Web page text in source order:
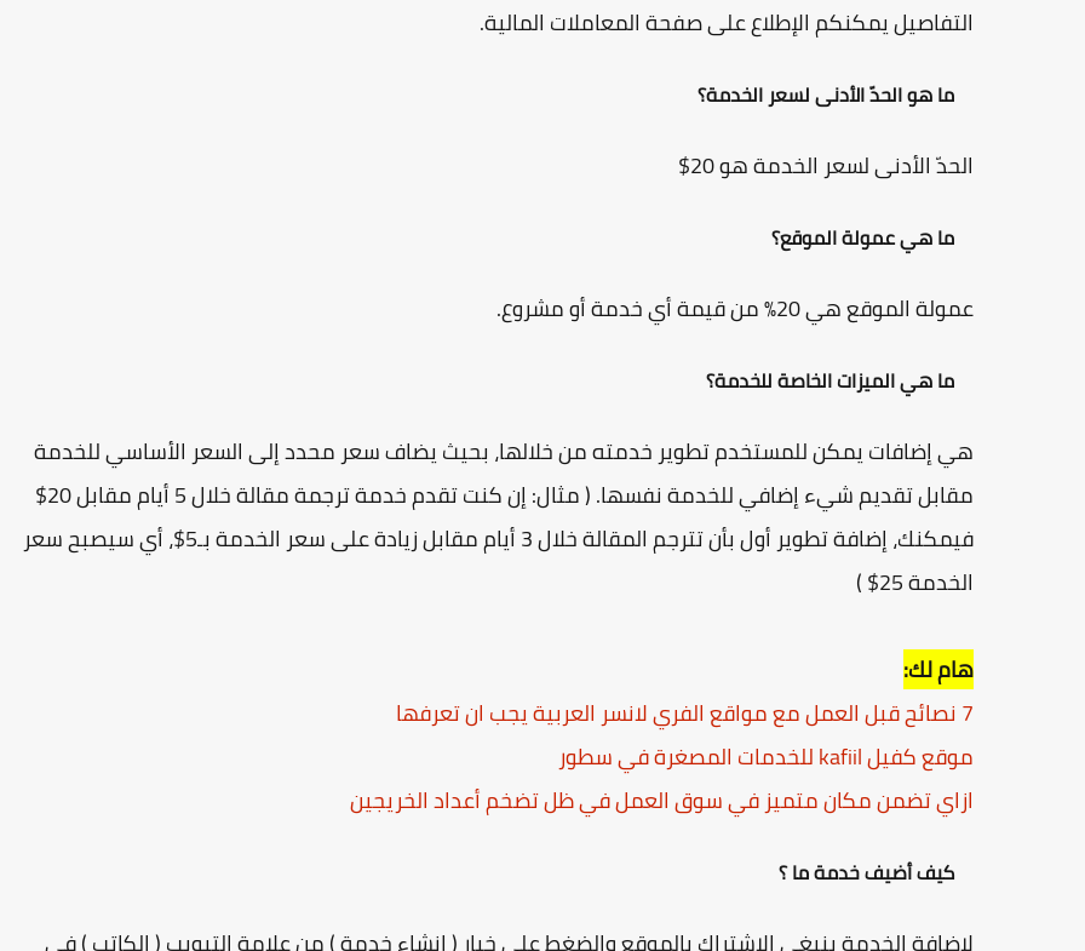
التفاصيل يمكنكم الإطلاع على صفحة المعاملات المالية.
ما هو الحدّ الأدنى لسعر الخدمة؟
الحدّ الأدنى لسعر الخدمة هو 20$
ما هي عمولة الموقع؟
عمولة الموقع هي 20% من قيمة أي خدمة أو مشروع.
ما هي الميزات الخاصة للخدمة؟
هي إضافات يمكن للمستخدم تطوير خدمته من خلالها، بحيث يضاف سعر محدد إلى السعر الأساسي للخدمة
مقابل تقديم شيء إضافي للخدمة نفسها. ( مثال: إن كنت تقدم خدمة ترجمة مقالة خلال 5 أيام مقابل 20$
فيمكنك، إضافة تطوير أول بأن تترجم المقالة خلال 3 أيام مقابل زيادة على سعر الخدمة بـ5$، أي سيصبح سعر
الخدمة 25$ )
هام لك:
7 نصائح قبل العمل مع مواقع الفري لانسر العربية يجب ان تعرفها
موقع كفيل kafiil للخدمات المصغرة في سطور
ازاي تضمن مكان متميز في سوق العمل في ظل تضخم أعداد الخريجين
كيف أضيف خدمة ما ؟